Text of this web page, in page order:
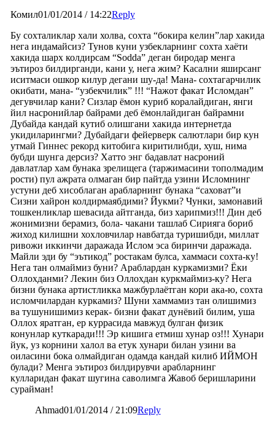
Комил01/01/2014 / 14:22Reply
Бу сохталиклар хали холва, сохта “бокира келин”лар хакида
нега индамайсиз? Тунов куни узбекларнинг сохта хаёти
хакида шарх колдирсам “Sodda” деган биродар менга
эътироз билдирганди, кани у, нега жим? Касални яширсанг
иситмаси ошкор килур дегани шу-да! Мана- сохтагарчилик
окибати, мана- “узбекчилик” !!! “Нажот факат Исломдан”
дегувчилар кани? Сизлар ёмон куриб коралайдиган, янги
йил насронийлар байрами деб ёмонлайдиган байрамни
Дубайда кандай кутиб олишгани хакида интернетда
укидиларингми? Дубайдаги фейерверк салютлари бир кун
утмай Гиннес рекорд китобига киритилибди, хуш, нима
бубди шунга дерсиз? Хатто энг бадавлат насроний
давлатлар хам бунака зрелищега (таржимасини тополмадим
рости) пул ажрата олмаган бир пайтда узини Исломнинг
устуни деб хисоблаган арабларнинг бунака “саховат”и
Сизни хайрон колдирмаябдими? Йукми? Чунки, замонавий
тошкенликлар шевасида айтганда, биз харипмиз!!! Дин деб
жонимизни берамиз, бола- чакани ташлаб Сирияга бориб
жиход килишни хохловчилар навбатда туришибди, миллат
ривожи иккинчи даражада Ислом эса биринчи даражада.
Майли эди бу “эътикод” ростакам булса, хаммаси сохта-ку!
Нега тан олмаймиз буни? Араблардан куркамизми? Ёки
Оллохданми? Лекин биз Оллохдан куркмаймиз-ку? Нега
бизни бунака артистликка мажбурлаётган кори ака-ю, сохта
исломчилардан куркамиз? Шуни хаммамиз тан олишимиз
ва тушунишимиз керак- бизни факат дунёвий билим, уша
Оллох яратган, ер куррасида мавжуд булган физик
конунлар куткаради!!! Эр кишига етмиш хунар оз!!! Хунари
йук, уз корнини халол ва етук хунари билан узини ва
оиласини бока олмайдиган одамда кандай килиб ИЙМОН
булади? Менга эътироз билдирувчи арабларнинг
кулларидан факат шугина саволимга Жавоб беришларини
сурайман!
Ahmad01/01/2014 / 21:09Reply